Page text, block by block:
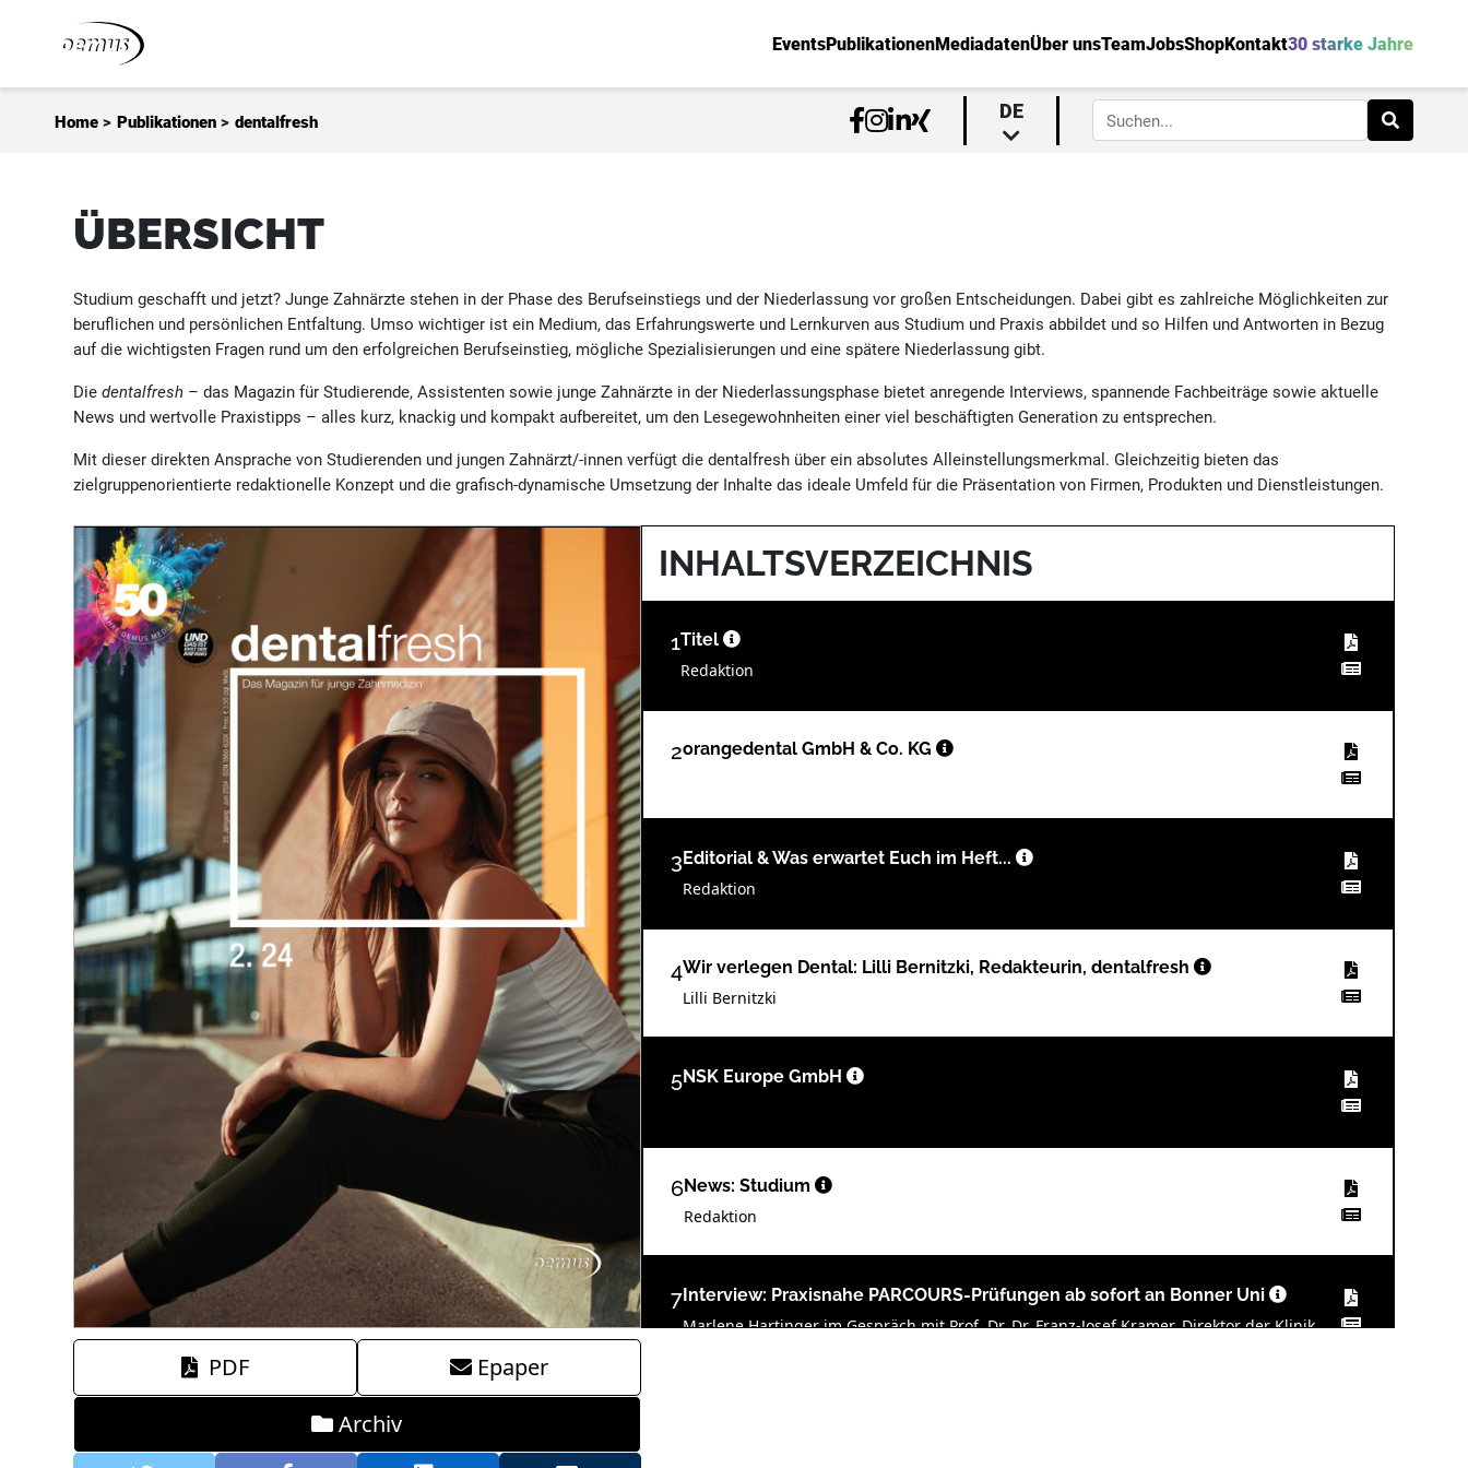
EventsPublikationenMediadatenÜber unsTeamJobsShopKontakt30 starke Jahre
Home > Publikationen > dentalfresh DE
ÜBERSICHT
Studium geschafft und jetzt? Junge Zahnärzte stehen in der Phase des Berufseinstiegs und der Niederlassung vor großen Entscheidungen. Dabei gibt es zahlreiche Möglichkeiten zur
beruflichen und persönlichen Entfaltung. Umso wichtiger ist ein Medium, das Erfahrungswerte und Lernkurven aus Studium und Praxis abbildet und so Hilfen und Antworten in Bezug
auf die wichtigsten Fragen rund um den erfolgreichen Berufseinstieg, mögliche Spezialisierungen und eine spätere Niederlassung gibt.
Diedentalfresh – das Magazin für Studierende, Assistenten sowie junge Zahnärzte in der Niederlassungsphase bietet anregende Interviews, spannende Fachbeiträge sowie aktuelle
News und wertvolle Praxistipps – alles kurz, knackig und kompakt aufbereitet, um den Lesegewohnheiten einer viel beschäftigten Generation zu entsprechen.
Mit dieser direkten Ansprache von Studierenden und jungen Zahnärzt/-innen verfügt die dentalfresh über ein absolutes Alleinstellungsmerkmal. Gleichzeitig bieten das
zielgruppenorientierte redaktionelle Konzept und die grafisch-dynamische Umsetzung der Inhalte das ideale Umfeld für die Präsentation von Firmen, Produkten und Dienstleistungen.
PDF
Epaper
Archiv
INHALTSVERZEICHNIS
1Titel
Redaktion
2orangedental GmbH & Co. KG
3Editorial & Was erwartet Euch im Heft...
Redaktion
4Wir verlegen Dental: Lilli Bernitzki, Redakteurin, dentalfresh
Lilli Bernitzki
5NSK Europe GmbH
6News: Studium
Redaktion
7Interview: Praxisnahe PARCOURS-Prüfungen ab sofort an Bonner Uni
Marlene Hartinger im Gespräch mit Prof. Dr. Dr. Franz-Josef Kramer, Direktor der Klinik